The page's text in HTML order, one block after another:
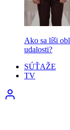
Ako sa líši
udalosti?
SÚŤAŽE
TV